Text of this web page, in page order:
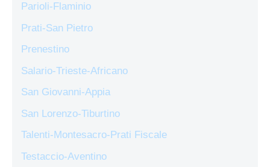
Parioli-Flaminio
Prati-San Pietro
Prenestino
Salario-Trieste-Africano
San Giovanni-Appia
San Lorenzo-Tiburtino
Talenti-Montesacro-Prati Fiscale
Testaccio-Aventino